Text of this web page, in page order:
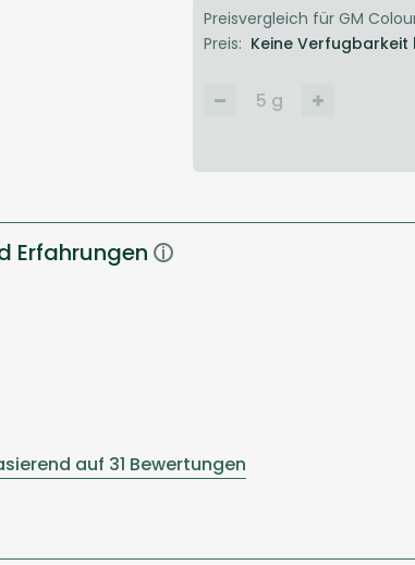
Preisvergleich für GM
Preis: Keine
5 g
Erfahrungen i
auf 31 Bewertungen